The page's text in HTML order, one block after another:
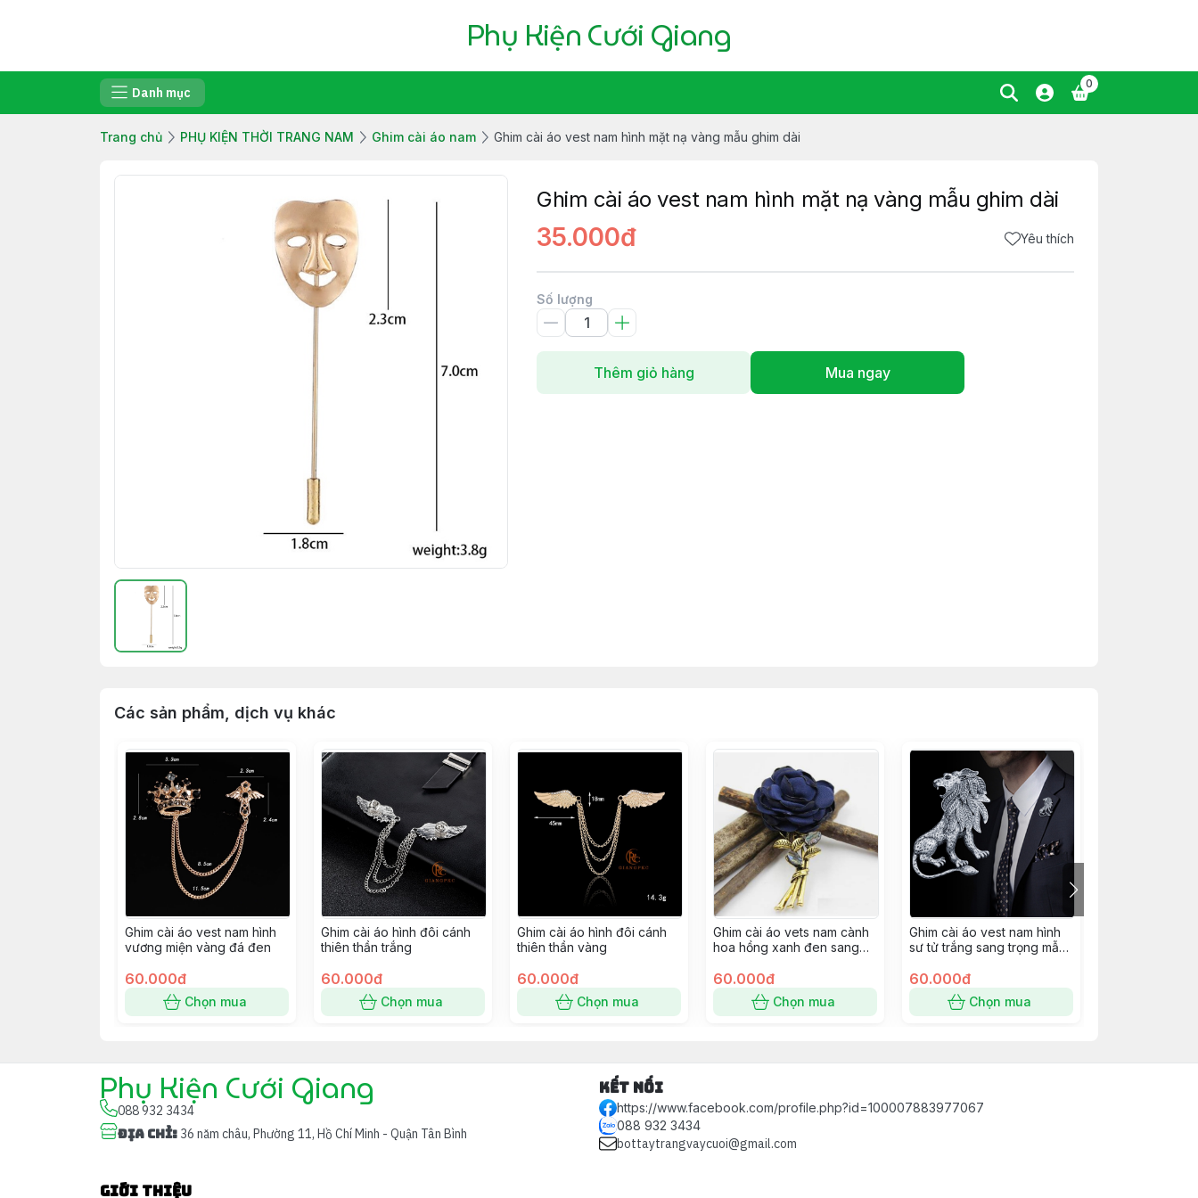
Phụ Kiện Cưới Giang
Danh mục
0
Trang chủ PHỤ KIỆN THỜI TRANG NAM Ghim cài áo nam Ghim cài áo vest nam hình mặt nạ vàng mẫu ghim dài
Ghim cài áo vest nam hình mặt nạ vàng mẫu ghim dài
35.000đ Yêu thích
Số lượng
Thêm giỏ hàng Mua ngay
Các sản phẩm, dịch vụ khác
Ghim cài áo vest nam hình
vương miện vàng đá đen
60.000đ
Chọn mua
Ghim cài áo hình đôi cánh
thiên thần trắng
60.000đ
Chọn mua
Ghim cài áo hình đôi cánh
thiên thần vàng
60.000đ
Chọn mua
Ghim cài áo vets nam cành
hoa hồng xanh đen sang
60.000đ
Chọn mua
Ghim cài áo vest nam hình
sư tử trắng sang trọng mẫu
60.000đ
Chọn mua
Phụ Kiện Cưới Giang
088 932 3434
Địa chỉ: 36 năm châu, Phường 11, Hồ Chí Minh - Quận Tân Bình
Kết nối
https://www.facebook.com/profile.php?id=100007883977067
088 932 3434
bottaytrangvaycuoi@gmail.com
Giới thiệu